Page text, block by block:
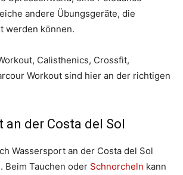
andere Übungsgeräte, die
werden können.
Calisthenics, Crossfit,
Workout sind hier an der richtigen
an der Costa del Sol
Wassersport an der Costa del Sol
Beim Tauchen oder Schnorcheln kann